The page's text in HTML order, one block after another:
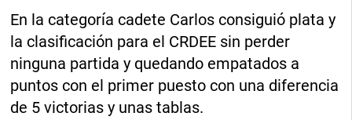
En la categoría cadete Carlos consiguió plata y
la clasificación para el CRDEE sin perder
ninguna partida y quedando empatados a
puntos con el primer puesto con una diferencia
de 5 victorias y unas tablas.